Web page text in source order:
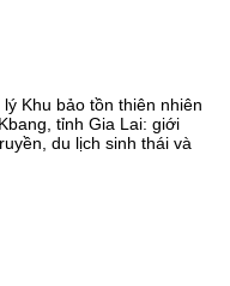
Khu bảo tồn thiên nhiên
tỉnh Gia Lai: giới
du lịch sinh thái và